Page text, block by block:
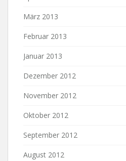
März 2013
Februar 2013
Januar 2013
Dezember 2012
November 2012
Oktober 2012
September 2012
August 2012